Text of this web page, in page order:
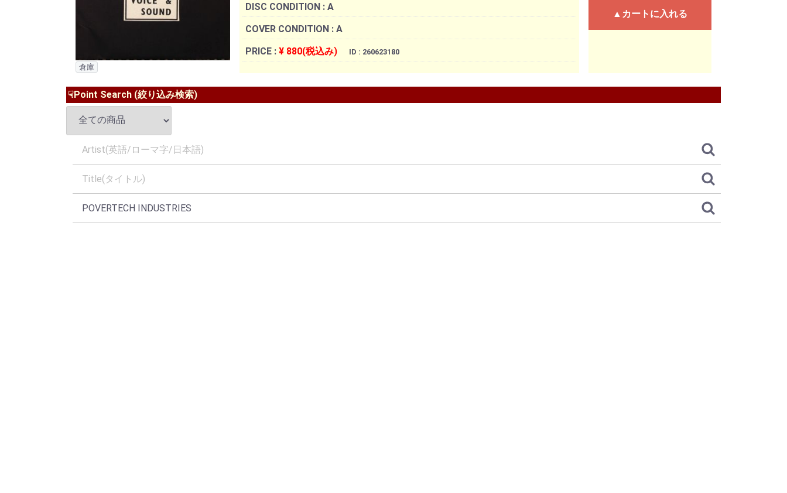
倉庫
DISC CONDITION : A
COVER CONDITION : A
PRICE : ¥ 880(税込み) ID : 260623180
▲カートに入れる
☟Point Search (絞り込み検索)